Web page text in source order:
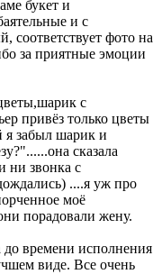
букет и
и с
соответствует фото на
за приятные эмоции
с
привёз только цветы
я забыл шарик и
сказала
ни звонка с
....я уж про
моё
порадовали жену.
до времени исполнения
виде. Все очень